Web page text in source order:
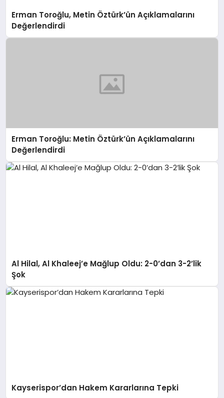
Erman Toroğlu, Metin Öztürk’ün Açıklamalarını
Değerlendirdi
Erman Toroğlu: Metin Öztürk’ün Açıklamalarını
Değerlendirdi
Al Hilal, Al Khaleej’e Mağlup Oldu: 2-0’dan 3-2’lik
Şok
Kayserispor’dan Hakem Kararlarına Tepki